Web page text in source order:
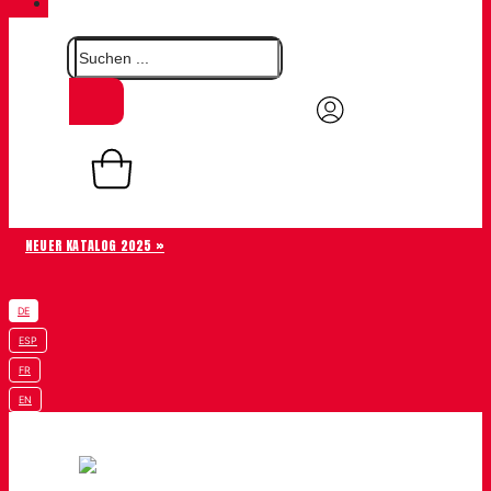
NEUER KATALOG 2025 »
DE
ESP
FR
EN